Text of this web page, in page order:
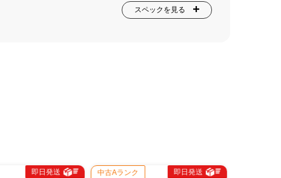
スペックを見る
中古Aランク 即日発送 新品同様